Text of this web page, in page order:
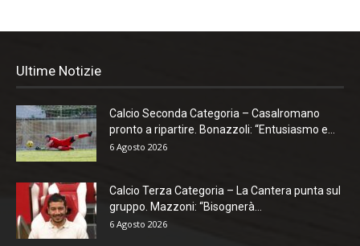
Ultime Notizie
Calcio Seconda Categoria – Casalromano
pronto a ripartire. Bonazzoli: “Entusiasmo e...
6 Agosto 2026
Calcio Terza Categoria – La Cantera punta sul
gruppo. Mazzoni: “Bisognerà...
6 Agosto 2026